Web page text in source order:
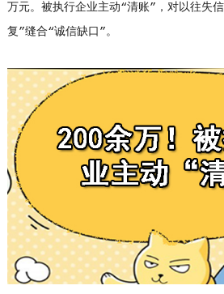
万元。被执行企业主动“清账”，对以往失
复”缝合“诚信缺口”。